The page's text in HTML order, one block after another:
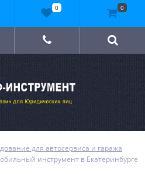
для автосервиса и гаража
инструмент в Екатеринбурге
0 0